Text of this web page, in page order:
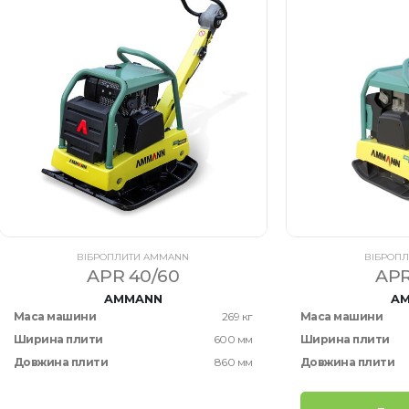
ВІБРОПЛИТИ AMMANN
APR 40/60
AMMANN
Маса машини
269 кг
Ширина плити
600 мм
Довжина плити
860 мм
Маса машини
Ширина плити
Довжина плити